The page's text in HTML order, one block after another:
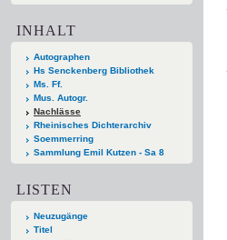
INHALT
Autographen
Hs Senckenberg Bibliothek
Ms. Ff.
Mus. Autogr.
Nachlässe
Rheinisches Dichterarchiv
Soemmerring
Sammlung Emil Kutzen - Sa 8
LISTEN
Neuzugänge
Titel